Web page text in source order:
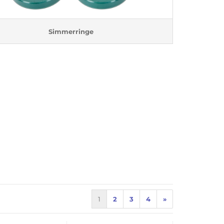
Simmerringe
1 2 3 4 »